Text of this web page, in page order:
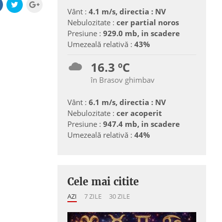
Vânt : 4.1 m/s, directia : NV
Nebulozitate : cer partial noros
Presiune : 929.0 mb, in scadere
Umezeală relativă : 43%
16.3 ºC
în Brasov ghimbav
Vânt : 6.1 m/s, directia : NV
Nebulozitate : cer acoperit
Presiune : 947.4 mb, in scadere
Umezeală relativă : 44%
Cele mai citite
AZI 7 ZILE 30 ZILE